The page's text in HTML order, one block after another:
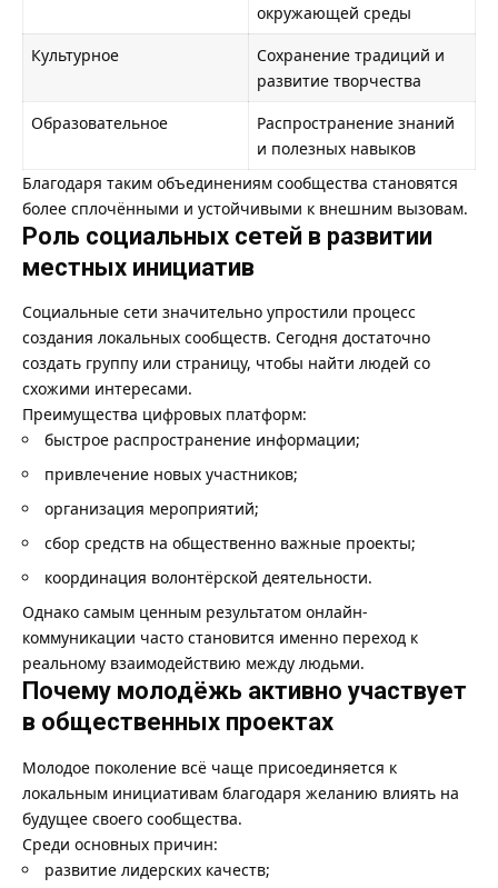
окружающей среды
Культурное
Сохранение традиций и
развитие творчества
Образовательное
Распространение знаний
и полезных навыков
Благодаря таким объединениям сообщества становятся
более сплочёнными и устойчивыми к внешним вызовам.
Роль социальных сетей в развитии
местных инициатив
Социальные сети значительно упростили процесс
создания локальных сообществ. Сегодня достаточно
создать группу или страницу, чтобы найти людей со
схожими интересами.
Преимущества цифровых платформ:
быстрое распространение информации;
привлечение новых участников;
организация мероприятий;
сбор средств на общественно важные проекты;
координация волонтёрской деятельности.
Однако самым ценным результатом онлайн-
коммуникации часто становится именно переход к
реальному взаимодействию между людьми.
Почему молодёжь активно участвует
в общественных проектах
Молодое поколение всё чаще присоединяется к
локальным инициативам благодаря желанию влиять на
будущее своего сообщества.
Среди основных причин:
развитие лидерских качеств;